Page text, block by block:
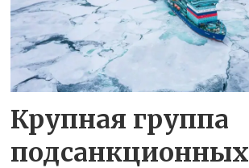
Крупная группа
подсанкционных